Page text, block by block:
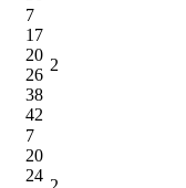
7
17
20
26
38
42
2
7
20
24